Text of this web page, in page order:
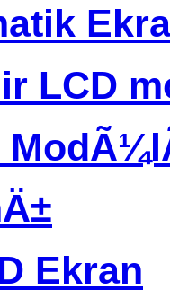
LCD
Ekran